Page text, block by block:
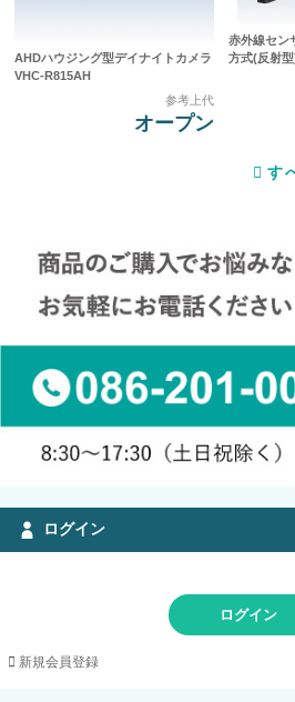
AHDハウジング型デイナイトカメラ
VHC-R815AH
参考上代
オープン
赤外線セン
方式(反射
す
ログイン
ログイン
新規会員登録